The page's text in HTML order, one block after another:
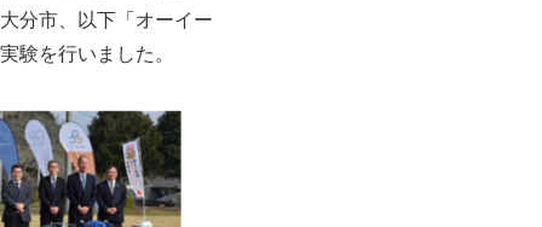
分市、以下「オーイー
験を行いました。